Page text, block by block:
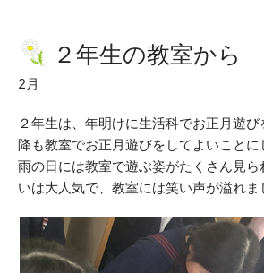
２年生の教室から
2月
２年生は、年明けに生活科でお正月遊
降も教室でお正月遊びをしてよいこと
雨の日には教室で遊ぶ姿がたくさん見ら
いは大人気で、教室には笑い声が溢れま